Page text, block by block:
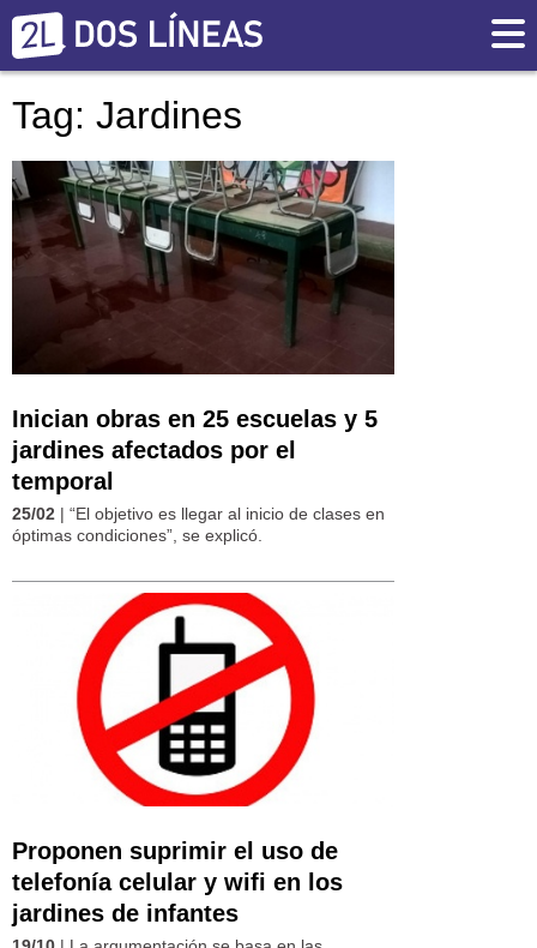
Tag: Jardines
Inician obras en 25 escuelas y 5
jardines afectados por el
temporal
25/02 | “El objetivo es llegar al inicio de clases en
óptimas condiciones”, se explicó.
Proponen suprimir el uso de
telefonía celular y wifi en los
jardines de infantes